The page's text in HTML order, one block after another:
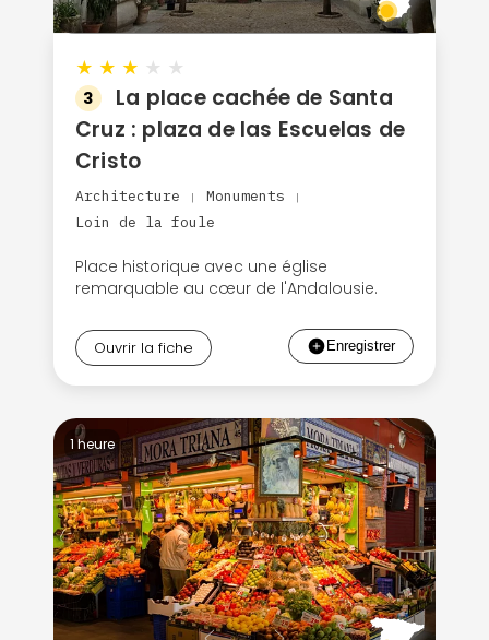
★ ★ ★ ★ ★
3
La place cachée de Santa
Cruz : plaza de las Escuelas de
Cristo
Architecture | Monuments |
Loin de la foule
Place historique avec une église
remarquable au cœur de l'Andalousie.
Ouvrir la fiche
1 heure